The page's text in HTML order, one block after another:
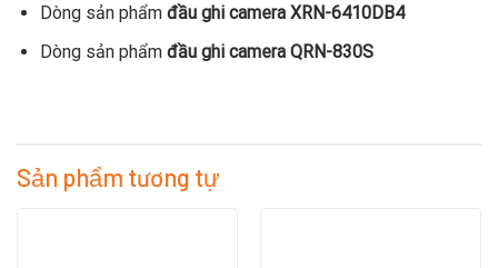
Dòng sản phẩm đầu ghi camera XRN-6410DB4
Dòng sản phẩm đầu ghi camera QRN-830S
Sản phẩm tương tự